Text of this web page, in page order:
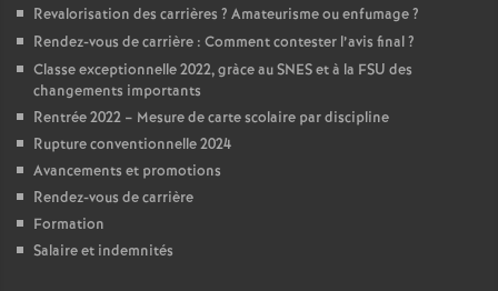
Revalorisation des carrières ? Amateurisme ou enfumage?
Rendez-vous de carrière : Comment contester l’avis final?
Classe exceptionnelle 2022, gràce au SNES et à la FSU des
changements importants
Rentrée 2022 – Mesure de carte scolaire par discipline
Rupture conventionnelle 2024
Avancements et promotions
Rendez-vous de carrière
Formation
Salaire et indemnités